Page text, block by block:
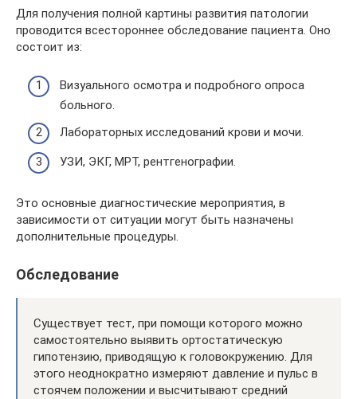
Для получения полной картины развития патологии
проводится всестороннее обследование пациента. Оно
состоит из:
Визуального осмотра и подробного опроса
больного.
Лабораторных исследований крови и мочи.
УЗИ, ЭКГ, МРТ, рентгенографии.
Это основные диагностические мероприятия, в
зависимости от ситуации могут быть назначены
дополнительные процедуры.
Обследование
Существует тест, при помощи которого можно
самостоятельно выявить ортостатическую
гипотензию, приводящую к головокружению. Для
этого неоднократно измеряют давление и пульс в
стоячем положении и высчитывают средний